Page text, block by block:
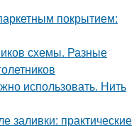
покрытием:
схемы. Разные
использовать. Нить
заливки: практические